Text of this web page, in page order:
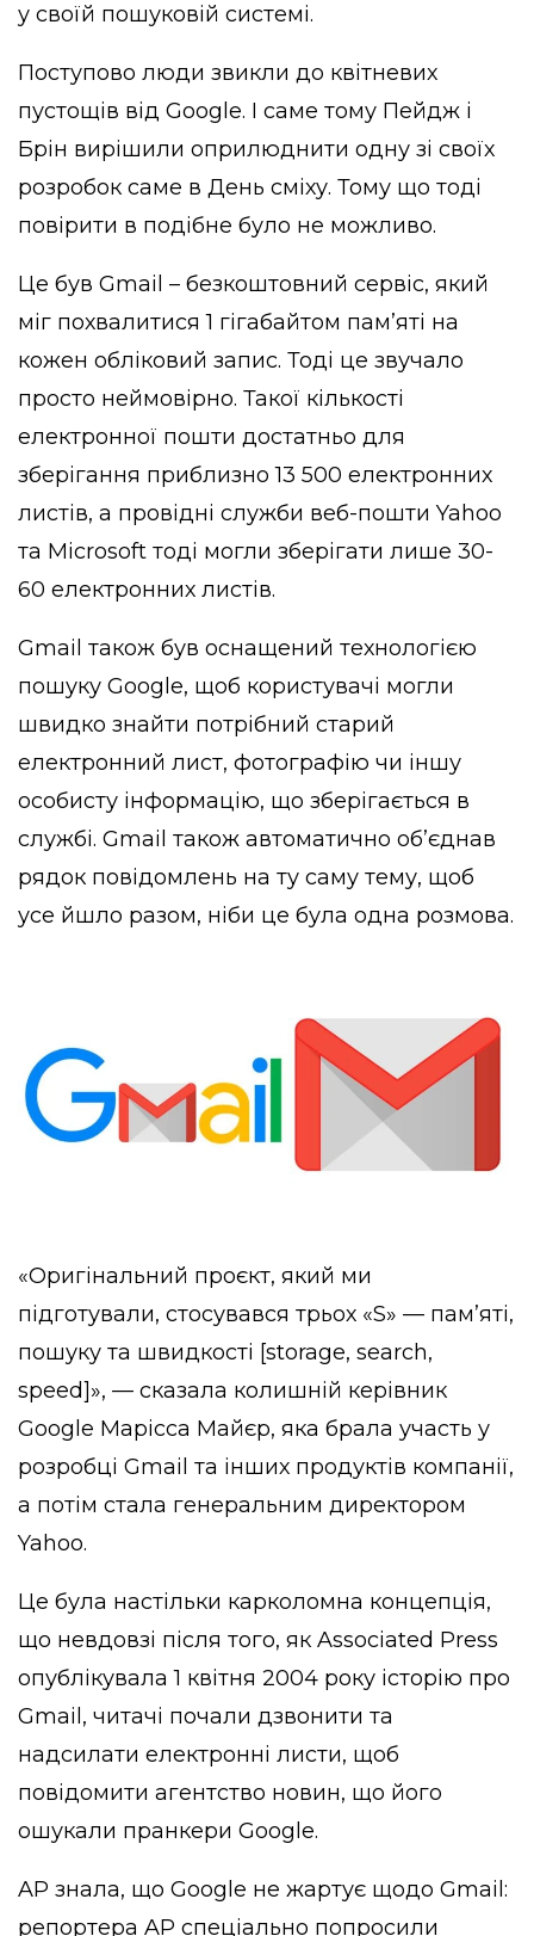
у своїй пошуковій системі.
Поступово люди звикли до квітневих
пустощів від Google. І саме тому Пейдж і
Брін вирішили оприлюднити одну зі своїх
розробок саме в День сміху. Тому що тоді
повірити в подібне було не можливо.
Це був Gmail – безкоштовний сервіс, який
міг похвалитися 1 гігабайтом пам’яті на
кожен обліковий запис. Тоді це звучало
просто неймовірно. Такої кількості
електронної пошти достатньо для
зберігання приблизно 13 500 електронних
листів, а провідні служби веб-пошти Yahoo
та Microsoft тоді могли зберігати лише 30-
60 електронних листів.
Gmail також був оснащений технологією
пошуку Google, щоб користувачі могли
швидко знайти потрібний старий
електронний лист, фотографію чи іншу
особисту інформацію, що зберігається в
службі. Gmail також автоматично об’єднав
рядок повідомлень на ту саму тему, щоб
усе йшло разом, ніби це була одна розмова.
«Оригінальний проєкт, який ми
підготували, стосувався трьох «S» — пам’яті,
пошуку та швидкості [storage, search,
speed]», — сказала колишній керівник
Google Марісса Майєр, яка брала участь у
розробці Gmail та інших продуктів компанії,
а потім стала генеральним директором
Yahoo.
Це була настільки карколомна концепція,
що невдовзі після того, як Associated Press
опублікувала 1 квітня 2004 року історію про
Gmail, читачі почали дзвонити та
надсилати електронні листи, щоб
повідомити агентство новин, що його
ошукали пранкери Google.
AP знала, що Google не жартує щодо Gmail:
репортера AP спеціально попросили